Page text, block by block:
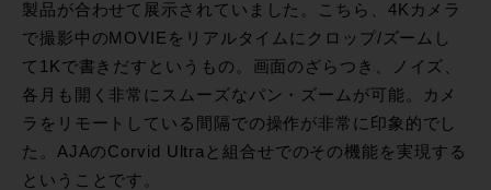
製品が合わせて展示されていました。こちら、4Kカメラ
で撮影中のMOVIEをリアルタイムにクロップ/ズームし
て1Kで書きだすというもの。画面のざらつき、ノイズ、
各月も開く非常にスムーズなパン・ズームが可能。カメ
ラをリモートしている間隔での操作が非常に印象的でし
た。AJAのCorvid Ultraと組合せでのその機能を実現する
ということです。